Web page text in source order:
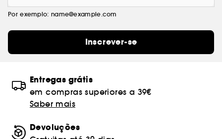
Por exemplo: name@example.com
Inscrever-se
Entregas grátis
em compras superiores a 39€
Saber mais
Devoluções